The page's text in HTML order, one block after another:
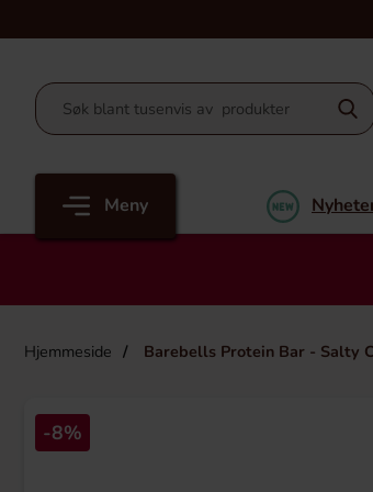
Meny
Hjemmeside Barebells Protein Bar - Salty
-8%